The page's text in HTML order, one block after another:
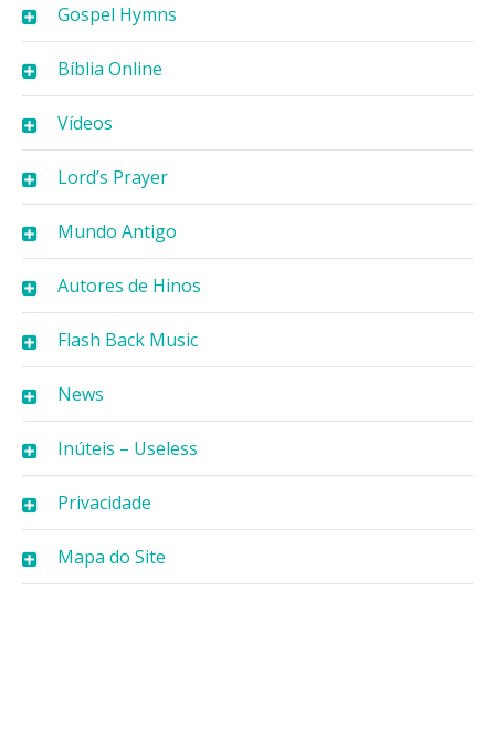
Gospel Hymns
Bíblia Online
Vídeos
Lord’s Prayer
Mundo Antigo
Autores de Hinos
Flash Back Music
News
Inúteis – Useless
Privacidade
Mapa do Site